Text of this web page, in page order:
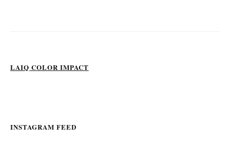
シ
LAIQ COLOR IMPACT
INSTAGRAM FEED